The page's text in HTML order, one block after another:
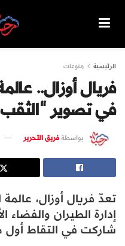
الرئيسية منوعات
فريال أوزال..
في تصوير
بواسطةفريق التحرير
تعدّ فريال أوزال،
إدارة الطيران والفضاء
شاركت في التقاط أول